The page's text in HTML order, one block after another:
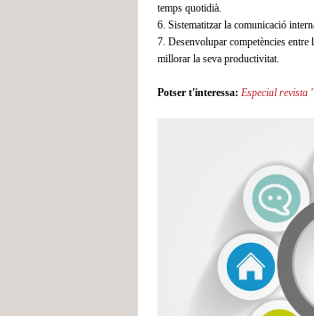
temps quotidià.
6. Sistematitzar la comunicació
7. Desenvolupar competències entre
millorar la seva productivitat.
Potser t'interessa: Especial revista